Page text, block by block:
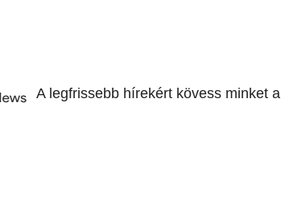
A legfrissebb hírekért kövess minket a